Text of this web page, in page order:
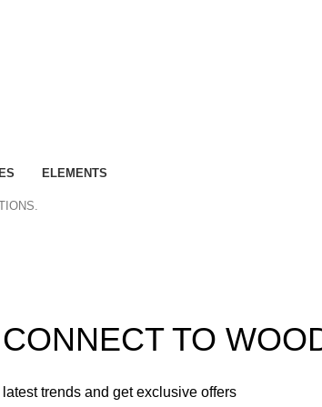
ELEMENTS
TO
trends and get exclusive offers